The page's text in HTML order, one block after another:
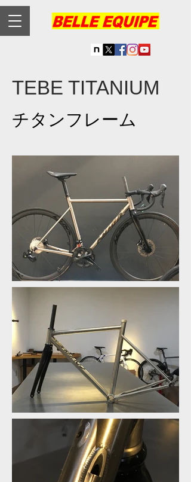
TEBE TITANIUM
チタンフレーム